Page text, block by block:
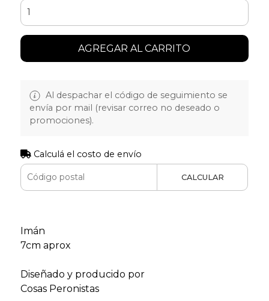
AGREGAR AL CARRITO
Al despachar el código de seguimiento se
envía por mail (revisar correo no deseado o
promociones).
Calculá el costo de envío
CALCULAR
Imán
7cm aprox
Diseñado y producido por
Cosas Peronistas